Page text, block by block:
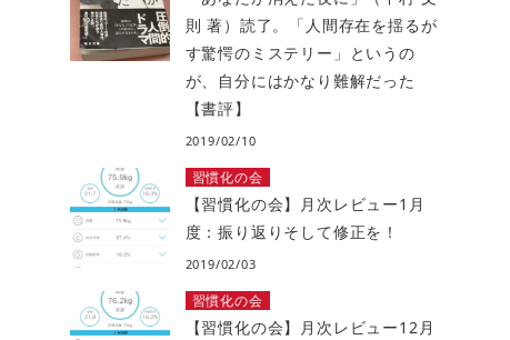
則 著）読了。「人間存在を揺るが
す驚愕のミステリー」というの
が、自分にはかなり難解だった
【書評】
2019/02/10
習慣化の会
【習慣化の会】月次レビュー1月
度：振り返りそして修正を！
2019/02/03
習慣化の会
【習慣化の会】月次レビュー12月